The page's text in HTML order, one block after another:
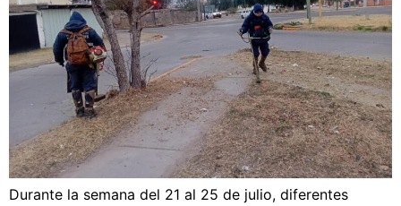
Durante la semana del 21 al 25 de julio, diferentes